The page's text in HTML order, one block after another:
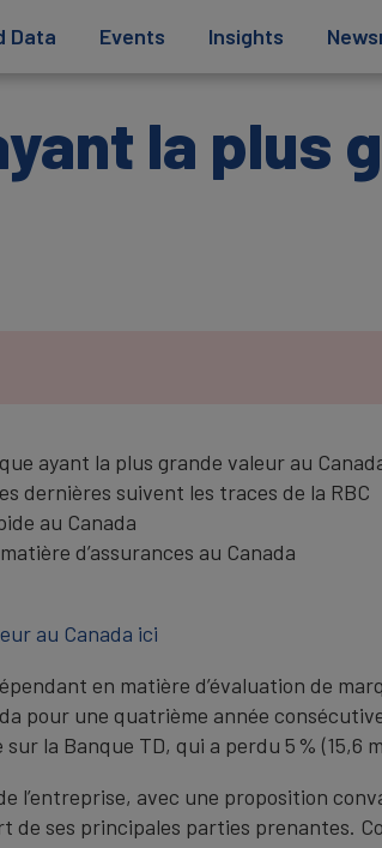
Data Events Insights
la plus
ayant la plus grande valeur au
dernières suivent les traces de la RBC
au Canada
d’assurances au Canada
au Canada ici
en matière d’évaluation de
pour une quatrième année
la Banque TD, qui a perdu 5 % (15,6
l’entreprise, avec une proposition
de ses principales parties prenantes.